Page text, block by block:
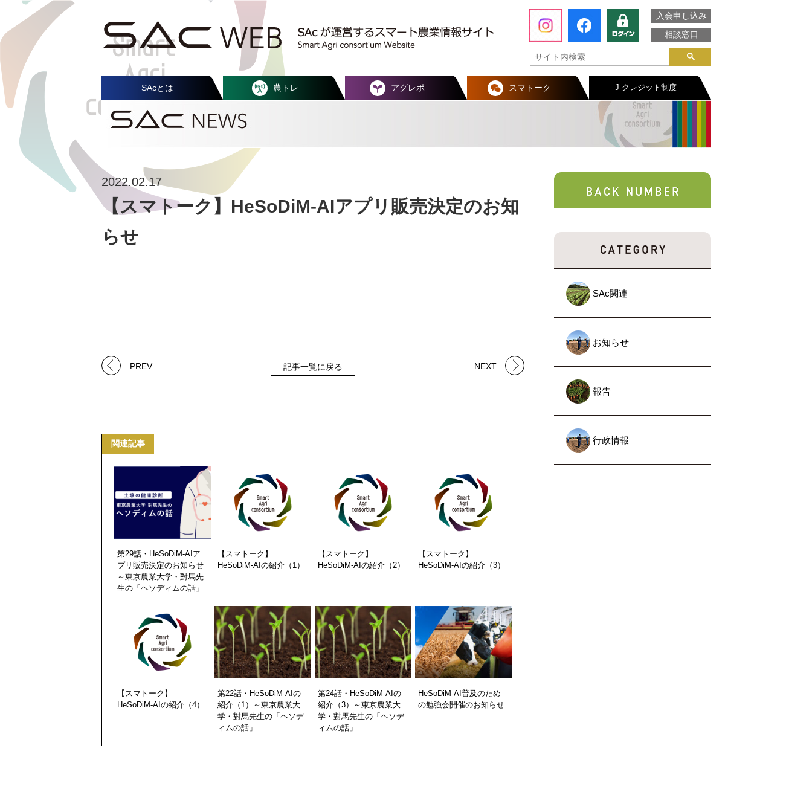
入会申し込み
相談窓口
SAcとは 農トレ アグレポ スマトーク J-クレジット制度
SAc関連
お知らせ
報告
行政情報
2022.02.17
【スマトーク】HeSoDiM-AIアプリ販売決定のお知
らせ
PREV 記事一覧に戻る NEXT
関連記事
第29話・HeSoDiM-AIア
プリ販売決定のお知らせ
～東京農業大学・對馬先
生の「ヘソディムの話」
【スマトーク】
HeSoDiM-AIの紹介（1）
【スマトーク】
HeSoDiM-AIの紹介（2）
【スマトーク】
HeSoDiM-AIの紹介（3）
【スマトーク】
HeSoDiM-AIの紹介（4）
第22話・HeSoDiM-AIの
紹介（1）～東京農業大
学・對馬先生の「ヘソデ
ィムの話」
第24話・HeSoDiM-AIの
紹介（3）～東京農業大
学・對馬先生の「ヘソデ
ィムの話」
HeSoDiM-AI普及のため
の勉強会開催のお知らせ